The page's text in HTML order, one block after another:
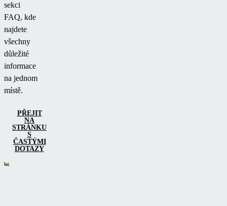
sekci
FAQ, kde
najdete
všechny
důležité
informace
na jednom
místě.
PŘEJIT
NA
STRÁNKU
S
ČASTÝMI
DOTAZY